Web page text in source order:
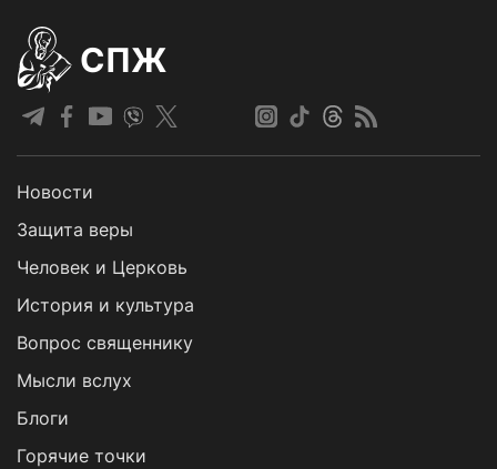
СПЖ
Новости
Защита веры
Человек и Церковь
История и культура
Вопрос священнику
Мысли вслух
Блоги
Горячие точки